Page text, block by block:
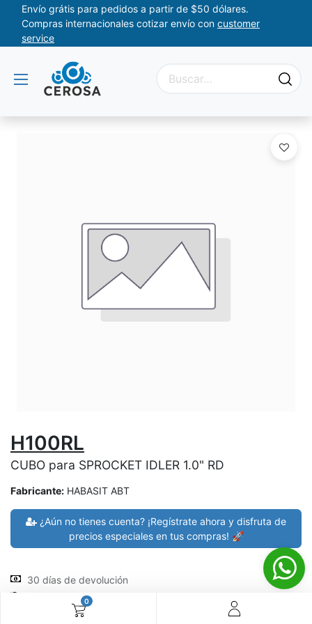
0
Envío grátis para pedidos a partir de $50 dólares.
Compras internacionales cotizar envío con customer
service
H100RL
CUBO para SPROCKET IDLER 1.0" RD
Fabricante: HABASIT ABT
¿Aún no tienes cuenta? ¡Regístrate ahora y disfruta de
precios especiales en tus compras! 🚀
30 días de devolución
devoluciones en 7 días
Shipping: 2-3 días (En el Salvador), compras